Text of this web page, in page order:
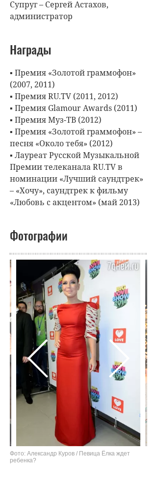
Супруг – Сергей Астахов,
администратор
Награды
▪ Премия «Золотой граммофон»
(2007, 2011)
▪ Премия RU.TV (2011, 2012)
▪ Премия Glamour Awards (2011)
▪ Премия Муз-ТВ (2012)
▪ Премия «Золотой граммофон» –
песня «Около тебя» (2012)
▪ Лауреат Русской Музыкальной
Премии телеканала RU.TV в
номинации «Лучший саундтрек»
– «Хочу», саундтрек к фильму
«Любовь с акцентом» (май 2013)
Фотографии
Фото: Александр Куров / Певица Ёлка ждет
ребенка?